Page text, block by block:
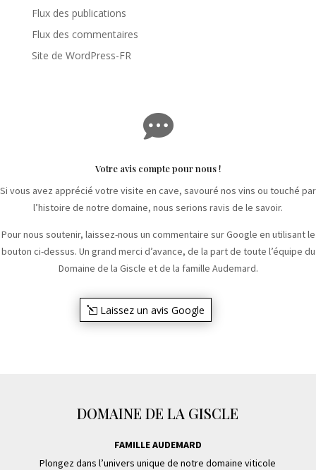
Flux des publications
Flux des commentaires
Site de WordPress-FR

Votre avis compte pour nous !
Si vous avez apprécié votre visite en cave, savouré nos vins ou touché par
l’histoire de notre domaine, nous serions ravis de le savoir.
Pour nous soutenir, laissez-nous un commentaire sur Google en utilisant le
bouton ci-dessus. Un grand merci d’avance, de la part de toute l’équipe du
Domaine de la Giscle et de la famille Audemard.
Laissez un avis Google
DOMAINE DE LA GISCLE
FAMILLE AUDEMARD
Plongez dans l’univers unique de notre domaine viticole